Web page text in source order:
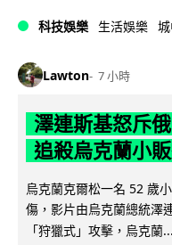
科技娛樂 生活娛樂
Lawton 7 小時
澤連斯基怒斥
追殺烏克蘭小
烏克蘭克爾松一名 52 歲
傷，影片由烏克蘭總統澤
「狩獵式」攻擊，烏克蘭...